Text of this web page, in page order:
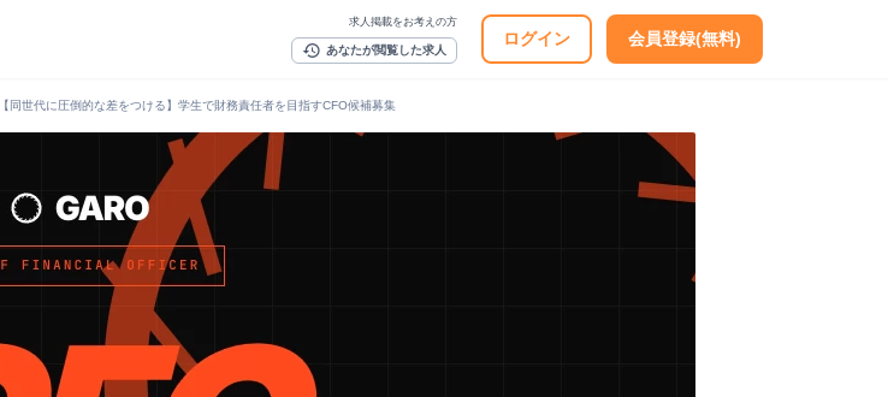
求人掲載をお考えの方
history あなたが閲覧した求人
ログイン 会員登録(無料)
【同世代に圧倒的な差をつける】学生で財務責任者を目指すCFO候補募集